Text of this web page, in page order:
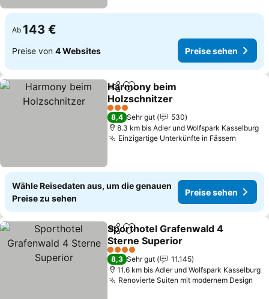
Ab 143 €
Preise von 4 Websites Preise sehen
TeilenZu Favoriten hinzufügen
Harmony beim
Holzschnitzer
Preise sehen
3 Sterne
8,4 Sehr gut
530
8.3 km bis Adler und Wolfspark Kasselburg
Einzigartige Unterkünfte in Fässern
Wähle Reisedaten aus, um die genauen
Preise zu sehen
Preise sehen
TeilenZu Favoriten hinzufügen
Sporthotel Grafenwald 4
Sterne Superior
Preise sehen
4 Sterne
8,3 Sehr gut
11.145
11.6 km bis Adler und Wolfspark Kasselburg
Renovierte Suiten mit modernem Design